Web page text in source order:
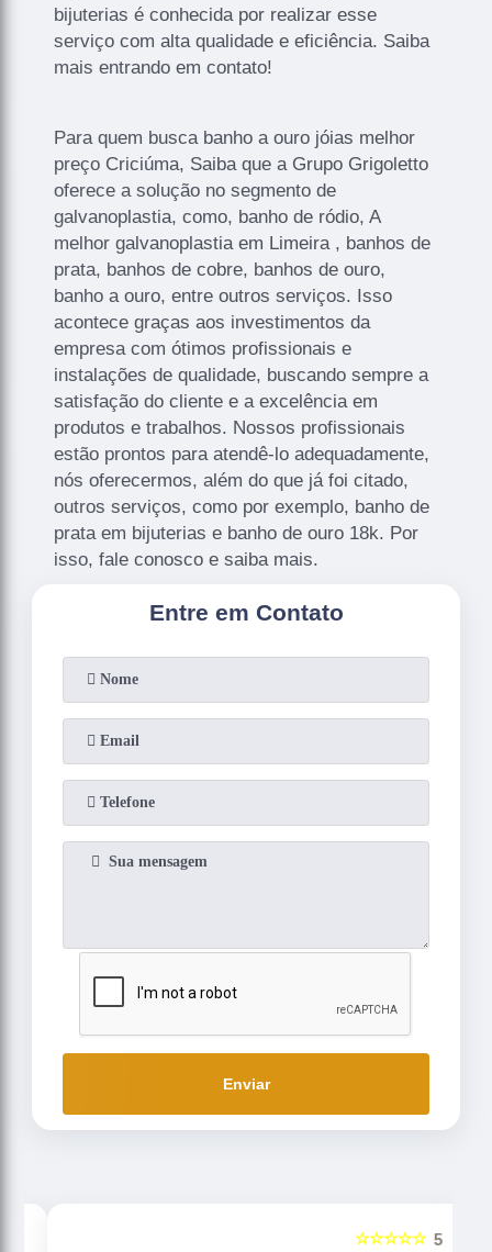
bijuterias é conhecida por realizar esse
serviço com alta qualidade e eficiência. Saiba
mais entrando em contato!
Para quem busca banho a ouro jóias melhor
preço Criciúma, Saiba que a Grupo Grigoletto
oferece a solução no segmento de
galvanoplastia, como, banho de ródio, A
melhor galvanoplastia em Limeira , banhos de
prata, banhos de cobre, banhos de ouro,
banho a ouro, entre outros serviços. Isso
acontece graças aos investimentos da
empresa com ótimos profissionais e
instalações de qualidade, buscando sempre a
satisfação do cliente e a excelência em
produtos e trabalhos. Nossos profissionais
estão prontos para atendê-lo adequadamente,
nós oferecermos, além do que já foi citado,
outros serviços, como por exemplo, banho de
prata em bijuterias e banho de ouro 18k. Por
isso, fale conosco e saiba mais.
Entre em Contato
Enviar
5
☆☆☆☆☆